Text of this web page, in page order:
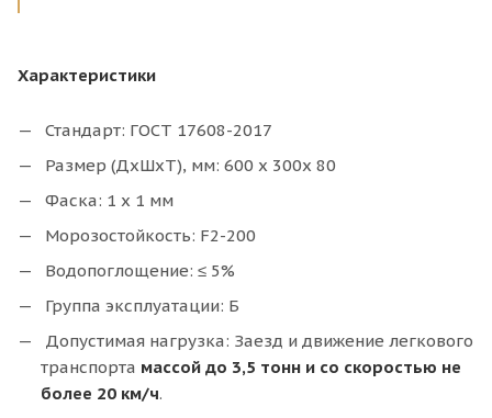
Характеристики
Стандарт: ГОСТ 17608-2017
Размер (ДхШхТ), мм: 600 х 300х 80
Фаска: 1 х 1 мм
Морозостойкость: F2-200
Водопоглощение: ≤ 5%
Группа эксплуатации: Б
Допустимая нагрузка: Заезд и движение легкового
транспорта массой до 3,5 тонн и со скоростью не
более 20 км/ч.